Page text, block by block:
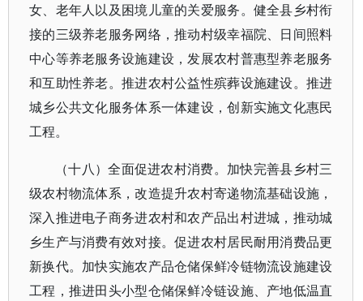
女、老年人以及困境儿童的关爱服务。健全县乡村衔
接的三级养老服务网络，推动村级幸福院、日间照料
中心等养老服务设施建设，发展农村普惠型养老服务
和互助性养老。推进农村公益性殡葬设施建设。推进
城乡公共文化服务体系一体建设，创新实施文化惠民
工程。
（十八）全面促进农村消费。加快完善县乡村三
级农村物流体系，改造提升农村寄递物流基础设施，
深入推进电子商务进农村和农产品出村进城，推动城
乡生产与消费有效对接。促进农村居民耐用消费品更
新换代。加快实施农产品仓储保鲜冷链物流设施建设
工程，推进田头小型仓储保鲜冷链设施、产地低温直